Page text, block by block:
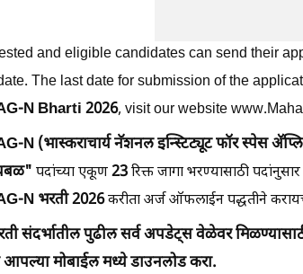
and eligible candidates can send their
The last date for submission of the
N Bharti 2026, visit our website
N (भास्कराचार्य नॅशनल इन्स्टिट्यूट फॉर स्पेस
" पदांच्या एकूण23रिक्त जागा भरण्यासाठी
N भरती 2026करीता अर्ज ऑफलाईन पद्धतीने
संदर्भातील पुढील सर्व अपडेट्स वेळेवर
मोबाईल मध्ये डाउनलोड करा.